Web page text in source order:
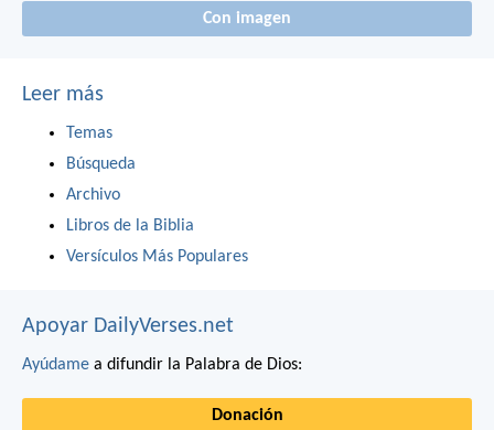
Con imagen
Leer más
Temas
Búsqueda
Archivo
Libros de la Biblia
Versículos Más Populares
Apoyar DailyVerses.net
Ayúdame a difundir la Palabra de Dios:
Donación